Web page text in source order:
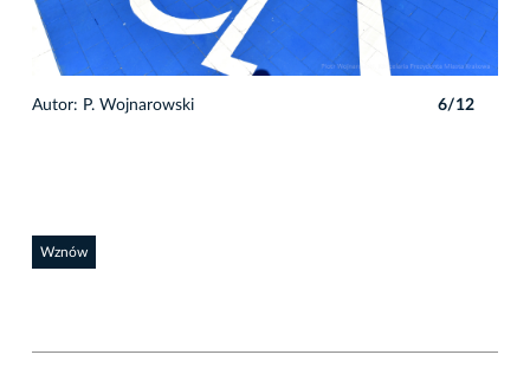
Autor: P. Wojnarowski 6/12
Wznów